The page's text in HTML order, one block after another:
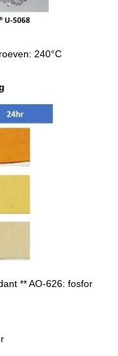
240°C
** AO-626: fosfor